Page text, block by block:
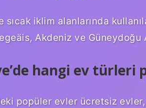
sıcak iklim alanlarında
Akdeniz ve Güneydoğu
hangi ev türleri
popüler evler ücretsiz